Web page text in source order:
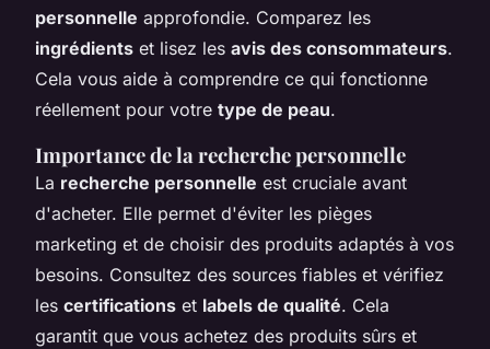
personnelle approfondie. Comparez les
ingrédients et lisez les avis des consommateurs.
Cela vous aide à comprendre ce qui fonctionne
réellement pour votre type de peau.
Importance de la recherche personnelle
La recherche personnelle est cruciale avant
d'acheter. Elle permet d'éviter les pièges
marketing et de choisir des produits adaptés à vos
besoins. Consultez des sources fiables et vérifiez
les certifications et labels de qualité. Cela
garantit que vous achetez des produits sûrs et